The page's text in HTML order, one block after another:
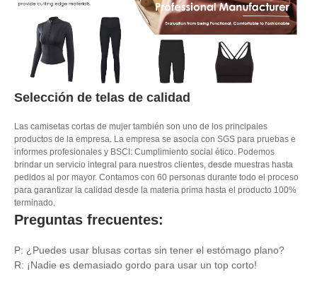
Selección de telas de calidad
Las camisetas cortas de mujer también son uno de los principales
productos de la empresa. La empresa se asocia con SGS para pruebas e
informes profesionales y BSCI: Cumplimiento social ético. Podemos
brindar un servicio integral para nuestros clientes, desde muestras hasta
pedidos al por mayor. Contamos con 60 personas durante todo el proceso
para garantizar la calidad desde la materia prima hasta el producto 100%
terminado.
Preguntas frecuentes:
P: ¿Puedes usar blusas cortas sin tener el estómago plano?
R: ¡Nadie es demasiado gordo para usar un top corto!